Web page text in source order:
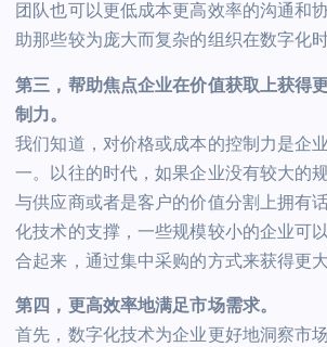
团队也可以更低成本更高效率的沟通和
助那些较为庞大而复杂的组织在数字化
第三，帮助焦点企业在价值获取上获得
制力。
我们知道，对价格或成本的控制力是企
一。以往的时代，如果企业没有较大的
与供应商或者是客户的价值分割上拥有
化技术的支撑，一些规模较小的企业可
合起来，通过集中采购的方式来获得更
第四，更高效率地满足市场需求。
首先，数字化技术为企业更好地洞察市